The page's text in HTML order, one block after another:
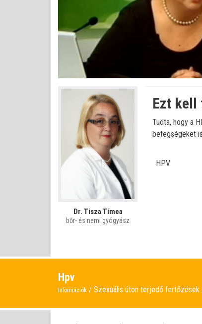
Némítás
kikapcsolva
0%
0%
Dr. Tisza Tímea
bőr- és nemi gyógyász
Ezt kell
Tudta, hogy a
betegségeket
HPV
Hpv
Információk Szexuális úton terjedő fertőzések